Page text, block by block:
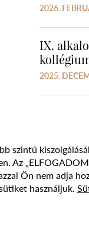
2026.
IX.
2025.
nyilatkozat
LAKITELEK. MINDEN
szintű
Az
Ön nem adja
használjuk.